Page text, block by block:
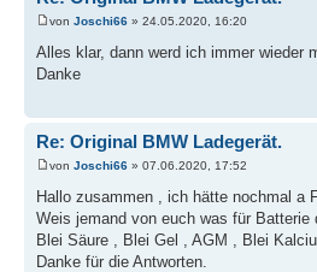
von Joschi66 » 24.05.2020, 16:20
Alles klar, dann werd ich immer wieder
Danke
Re: Original BMW Ladegerät.
von Joschi66 » 07.06.2020, 17:52
Hallo zusammen , ich hätte nochmal a
Weis jemand von euch was für Batterie
Blei Säure , Blei Gel , AGM , Blei
Danke für die Antworten.